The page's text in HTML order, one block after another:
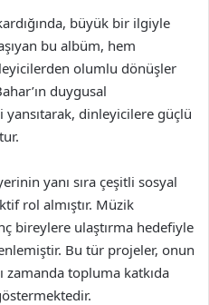
büyük bir ilgiyle
bu albüm, hem
olumlu dönüşler
duygusal
dinleyicilere güçlü
yanı sıra çeşitli sosyal
rol almıştır. Müzik
bireylere ulaştırma hedefiyle
Bu tür projeler, onun
zamanda topluma katkıda